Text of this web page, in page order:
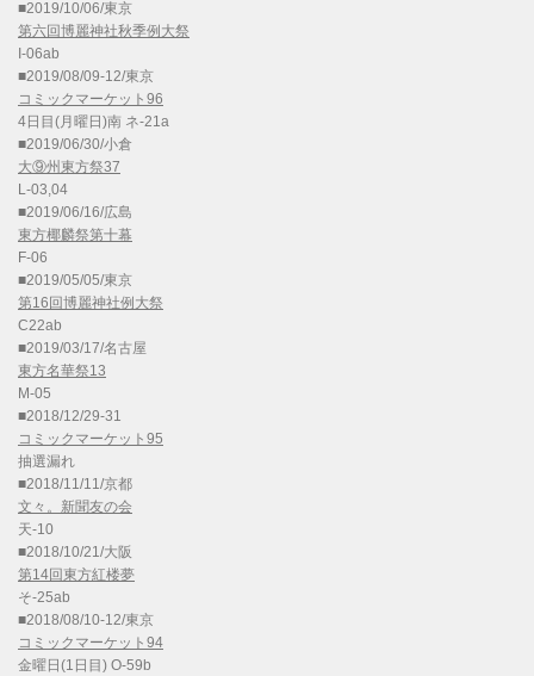
■2019/10/06/東京
第六回博麗神社秋季例大祭
I-06ab
■2019/08/09-12/東京
コミックマーケット96
4日目(月曜日)南 ネ-21a
■2019/06/30/小倉
大⑨州東方祭37
L-03,04
■2019/06/16/広島
東方椰麟祭第十幕
F-06
■2019/05/05/東京
第16回博麗神社例大祭
C22ab
■2019/03/17/名古屋
東方名華祭13
M-05
■2018/12/29-31
コミックマーケット95
抽選漏れ
■2018/11/11/京都
文々。新聞友の会
天-10
■2018/10/21/大阪
第14回東方紅楼夢
そ-25ab
■2018/08/10-12/東京
コミックマーケット94
金曜日(1日目) O-59b